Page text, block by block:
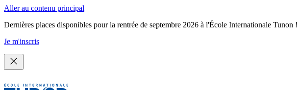
Aller au contenu principal
Dernières places disponibles pour la rentrée de septembre 2026 à l'École Internationale Tunon !
Je m'inscris